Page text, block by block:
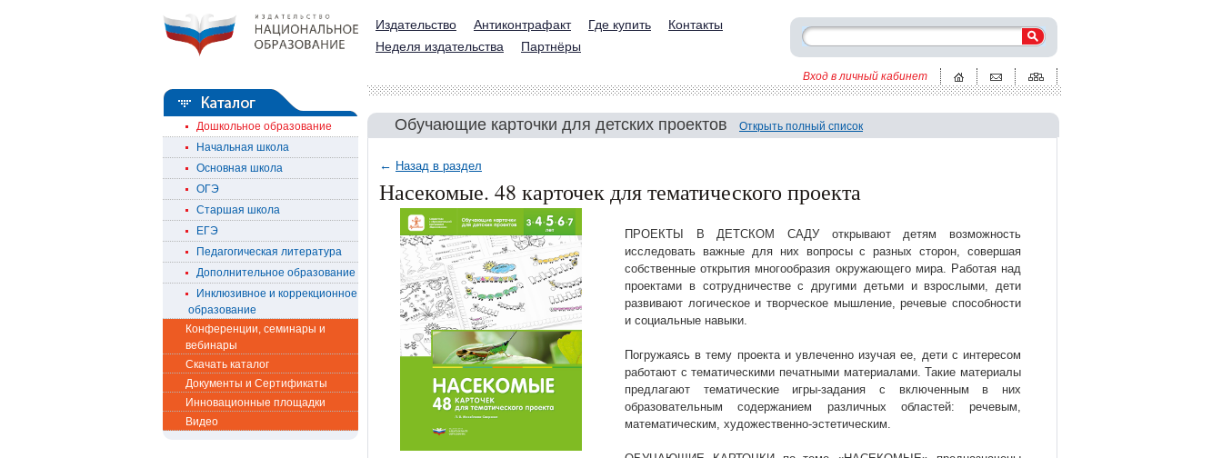
Издательство Антиконтрафакт Где купить
Контакты
Неделя издательства
Партнёры
Вход в личный кабинет
Дошкольное образование
Начальная школа
Основная школа
ОГЭ
Старшая школа
ЕГЭ
Педагогическая литература
Дополнительное образование
Инклюзивное и коррекционное
образование
Конференции, семинары и
вебинары
Скачать каталог
Документы и Сертификаты
Инновационные площадки
Видео
Обучающие карточки для детских проектов Открыть полный список
← Назад в раздел
Насекомые. 48 карточек для тематического проекта
ПРОЕКТЫ В ДЕТСКОМ САДУ открывают детям возможность
исследовать важные для них вопросы с разных сторон, совершая
собственные открытия многообразия окружающего мира. Работая над
проектами в сотрудничестве с другими детьми и взрослыми, дети
развивают логическое и творческое мышление, речевые способности
и социальные навыки.
Погружаясь в тему проекта и увлеченно изучая ее, дети с интересом
работают с тематическими печатными материалами. Такие материалы
предлагают тематические игры-задания с включенным в них
образовательным содержанием различных областей: речевым,
математическим, художественно-эстетическим.